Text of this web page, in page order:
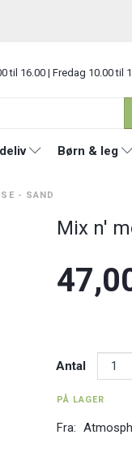
til 16.00 | Fredag 10.00 til
Børn & leg
- SAND
Mix n'
Antal
PÅ LAGER
Fra: